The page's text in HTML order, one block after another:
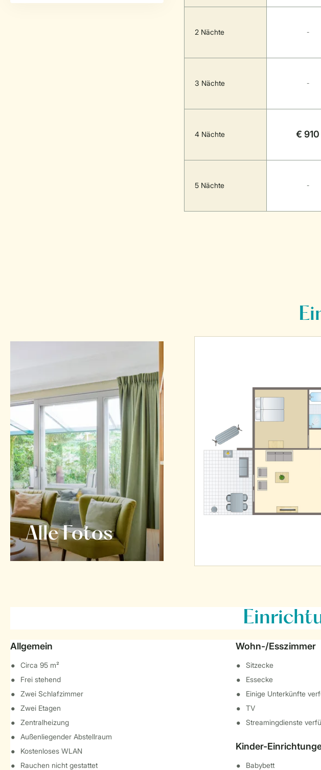
2 Nächte -
3 Nächte -
4 Nächte € 910
5 Nächte -
Alle Fotos
Allgemein
Circa 95 m²
Frei stehend
Zwei Schlafzimmer
Zwei Etagen
Zentralheizung
Außenliegender Abstellraum
Kostenloses WLAN
Rauchen nicht gestattet
Wohn-/Esszimmer
Sitzecke
Essecke
Einige Unterkünfte
TV
Streamingdienste
Kinder-
Babybett